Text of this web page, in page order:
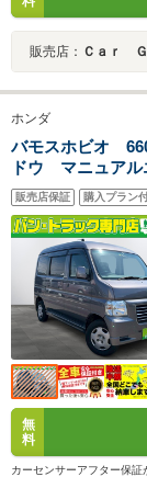
販売店： Ｃａｒ
ホンダ
バモスホビオ
ドウ マニュア
アバッグ ABS
販売店保証 購入プラン
無
料
カーセンサーアフター保